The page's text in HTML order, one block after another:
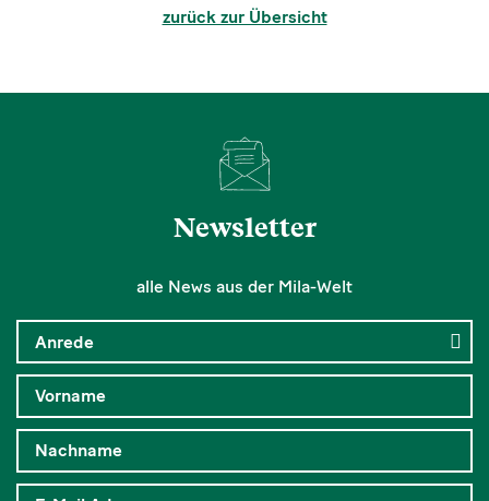
zurück zur Übersicht
Newsletter
alle News aus der Mila-Welt